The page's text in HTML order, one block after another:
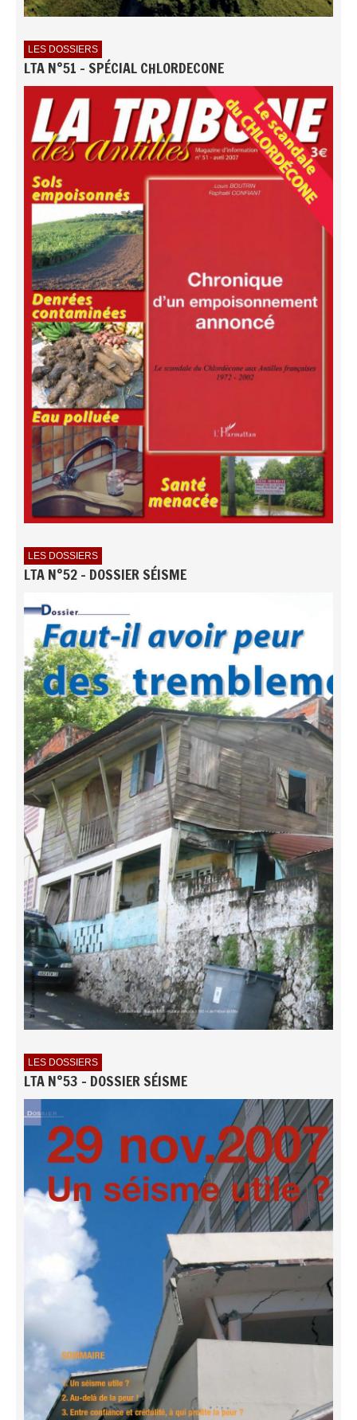
LES DOSSIERS
LTA N°51 - SPÉCIAL CHLORDECONE
LES DOSSIERS
LTA N°52 - DOSSIER SÉISME
LES DOSSIERS
LTA N°53 - DOSSIER SÉISME